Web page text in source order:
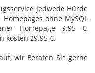
jedwede Hürde
ohne MySQL
Homepage 9.95 €,
kosten 29.95 €.
wir Beraten Sie gerne